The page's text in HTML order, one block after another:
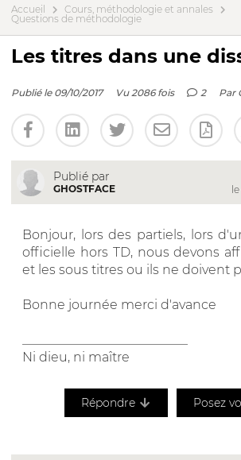
Accueil
Cours, méthodologie et annales
Questions de méthodologie
Les titres dans une
Publié le 09/10/2017 Vu 2086 fois 2 Par
Publié par
GHOSTFACE
Bonjour, lors des partiels, lors
officielle hors TD, nous devons
et les sous titres ou ils ne doivent
Bonne journée merci d'avance
Ni dieu, ni maître
Répondre Posez